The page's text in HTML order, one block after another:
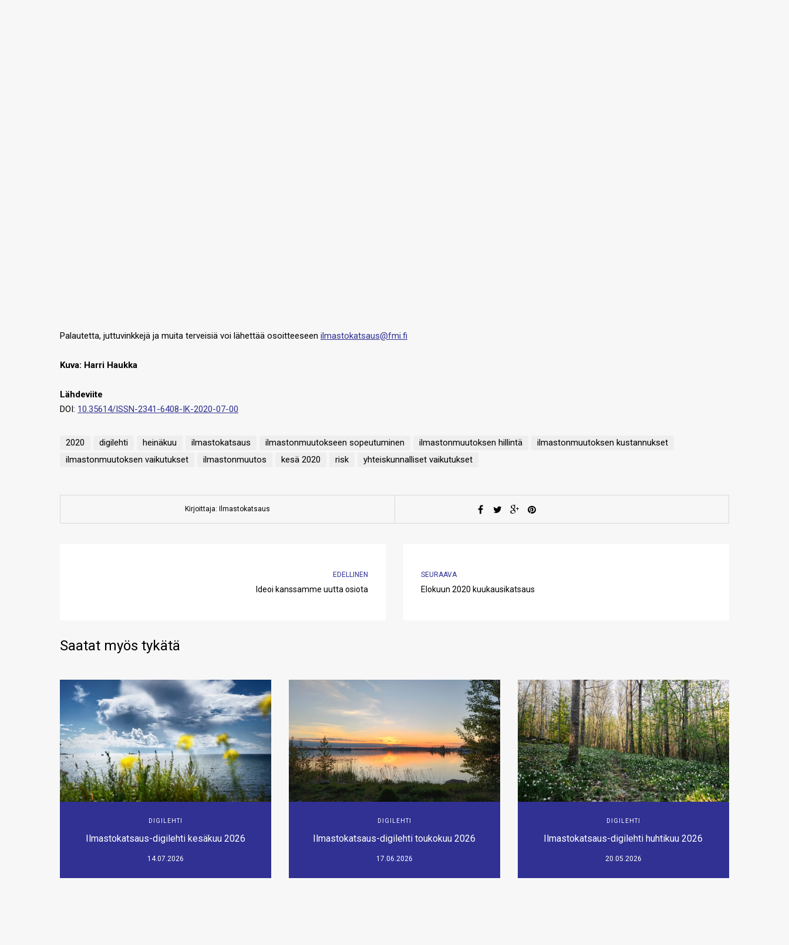
Palautetta, juttuvinkkejä ja muita terveisiä voi lähettää osoitteeseen ilmastokatsaus@fmi.fi
Kuva: Harri Haukka
Lähdeviite
DOI: 10.35614/ISSN-2341-6408-IK-2020-07-00
2020 digilehti heinäkuu ilmastokatsaus ilmastonmuutokseen sopeutuminen ilmastonmuutoksen hillintä
ilmastonmuutoksen kustannukset
ilmastonmuutoksen vaikutukset
ilmastonmuutos kesä 2020 risk yhteiskunnalliset vaikutukset
Kirjoittaja: Ilmastokatsaus
EDELLINEN
Ideoi kanssamme uutta osiota
SEURAAVA
Elokuun 2020 kuukausikatsaus
Saatat myös tykätä
DIGILEHTI
Ilmastokatsaus-digilehti kesäkuu 2026
14.07.2026
DIGILEHTI
Ilmastokatsaus-digilehti toukokuu 2026
17.06.2026
DIGILEHTI
Ilmastokatsaus-digilehti huhtikuu 2026
20.05.2026